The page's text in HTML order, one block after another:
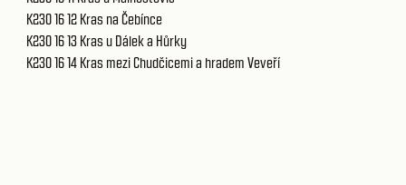
K230 16 12 Kras na Čebínce
K230 16 13 Kras u Dálek a Hůrky
K230 16 14 Kras mezi Chudčicemi a hradem Veveří